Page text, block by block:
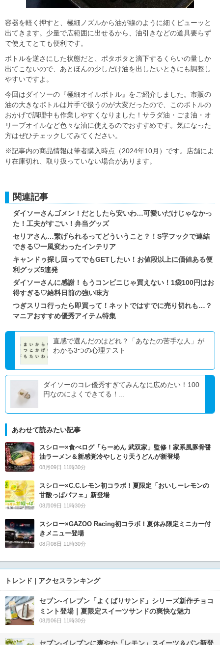
容器を軽く押すと、極細ノズルから油が線のように細くピューッと
出てきます。少量で広範囲に出せるから、油引きなどの道具要らず
で使えてとても便利です。
ボトルを逆さにした状態だと、ポタポタと滴下するくらいの量しか
出てこないので、あとほんの少しだけ油を出したいときにも調整し
やすいですよ。
今回はダイソーの『極細オイルボトル』をご紹介しました。市販の
油の大きなボトルは片手で扱うのが大変だったので、このボトルの
おかげで調理中も作業しやすくなりました！サラダ油・ごま油・オ
リーブオイルなど色々な油に使えるのでおすすめです。気になった
方はぜひチェックしてみてください。
※記事内の商品情報は筆者購入時点（2024年10月）です。店舗によ
り在庫切れ、取り扱っていない場合があります。
関連記事
ダイソーさんゴメン！だとしたら安いわ…可愛いだけじゃなかっ
た！工夫がすごい！弁当グッズ
セリアさん…繋げられるってどういうこと？！S字フックで連結
できる♡一風変わったインテリア
キャンドゥ探し回ってでもGETしたい！お値段以上に価値ある便
利グッズ5連発
ダイソーさんに感謝！もうコンビニじゃ買えない！1袋100円はお
得すぎる♡給料日前の強い味方
つぎスリコ行ったら即買って！ネットではすでに売り切れも…？
マニアおすすめ優秀アイテム特集
直感で選んだのはどれ？「あなたの苦手な人」が
わかる3つの心理テスト
ダイソーのコレ優秀すぎてみんなに広めたい！100
円なのによくできてる！...
あわせて読みたい記事
スシロー×食べログ「らーめん 武双家」監修！家系風豚骨醤
油ラーメン＆新感覚冷やしとり天うどんが新登場
08月09日 11時30分
スシロー×C.C.レモン初コラボ！夏限定「おいしーレモンの
甘酸っぱパフェ」新登場
08月09日 11時30分
スシロー×GAZOO Racing初コラボ！夏休み限定ミニカー付
きメニュー登場
08月08日 11時30分
トレンド | アクセスランキング
セブン‐イレブン「よくばりサンド」シリーズ新作チョコ
ミント登場｜夏限定スイーツサンドの爽快な魅力
08月06日 11時30分
セブン‐イレブンに爽やか「レモン」スイーツ＆パン新登